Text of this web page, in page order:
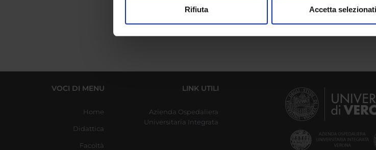
Rifiuta Accetta selezionati
VOCI DI MENU
Home
Didattica
Facoltà
LINK UTILI
Azienda Ospedaliera
Universitaria Integrata